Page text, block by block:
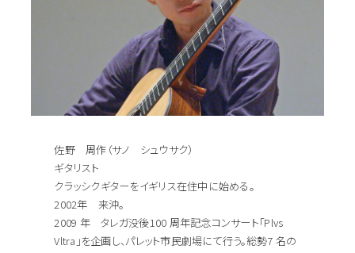
佐野 周作（サノ シュウサク）
ギタリスト
クラッシクギターをイギリス在住中に始める。
2002年 来沖。
2009 年 タレガ没後100 周年記念コンサート「Plvs
Vltra」を企画し、パレット市民劇場にて行う。総勢7 名の